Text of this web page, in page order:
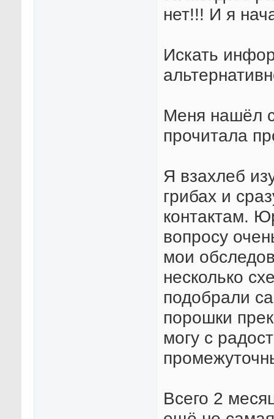
нет!!! И я
Искать
Меня нашёл
прочитала
Я взахлеб
грибах и
контактам.
вопросу
мои
несколько
подобрали
порошки
могу с
Всего 2